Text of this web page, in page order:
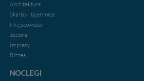
Architektura
Skarby i tajemnice
Miejscowości
Jeziora
Imprezy
Biznes
NOCLEGI